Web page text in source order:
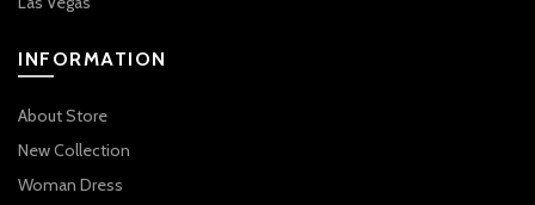
INFORMATION
About Store
New Collection
Woman Dress